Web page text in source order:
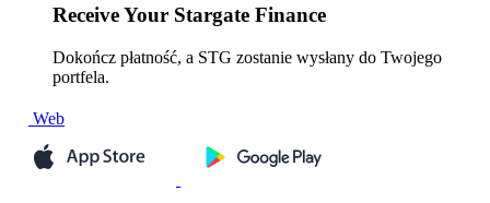
ReceiveYour Stargate Finance
Dokończ płatność, a STG zostanie wysłany do Twojego
portfela.
Web